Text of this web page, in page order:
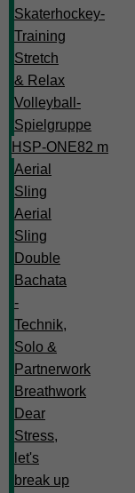
Skaterhockey-
Training
Stretch
& Relax
Volleyball-
Spielgruppe
HSP-ONE82 m
Aerial
Sling
Aerial
Sling
Double
Bachata
-
Technik,
Solo &
Partnerwork
Breathwork
Dear
Stress,
let's
break up